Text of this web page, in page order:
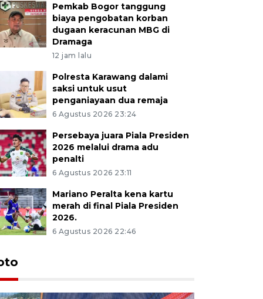
Pemkab Bogor tanggung
biaya pengobatan korban
dugaan keracunan MBG di
Dramaga
12 jam lalu
Polresta Karawang dalami
saksi untuk usut
penganiayaan dua remaja
6 Agustus 2026 23:24
Persebaya juara Piala Presiden
2026 melalui drama adu
penalti
6 Agustus 2026 23:11
Mariano Peralta kena kartu
merah di final Piala Presiden
2026.
6 Agustus 2026 22:46